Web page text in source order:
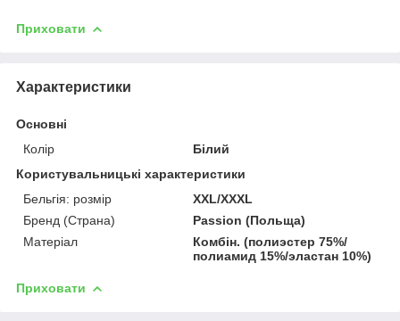
Приховати
Характеристики
Основні
Колір
Білий
Користувальницькі характеристики
Бельгія: розмір
XXL/XXXL
Бренд (Страна)
Passion (Польща)
Матеріал
Комбін. (полиэстер 75%/
полиамид 15%/эластан 10%)
Приховати